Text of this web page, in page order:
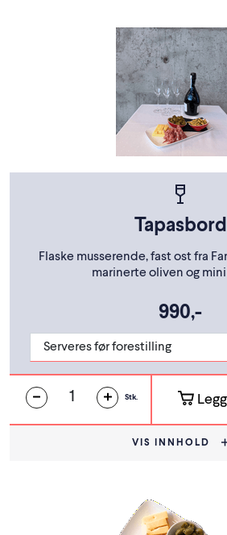
Tapasbord
Flaske musserende, fast ost fra
marinerte oliven og mini
990,-
Stk.
VIS INNHOLD